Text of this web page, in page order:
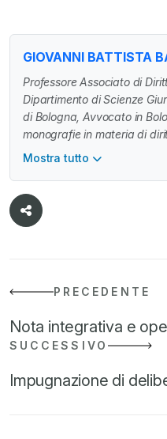
GIOVANNI BATTISTA
Professore Associato di
Dipartimento di Scienze
di Bologna, Avvocato in
monografie in materia di
Mostra tutto
PRECEDENTE
Nota integrativa e
SUCCESSIVO
Impugnazione di